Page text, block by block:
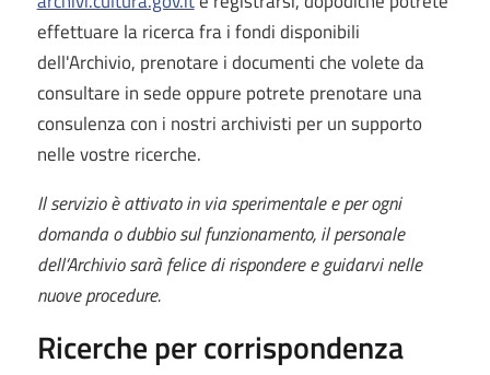
effettuare la ricerca fra i fondi disponibili
dell'Archivio, prenotare i documenti che volete da
consultare in sede oppure potrete prenotare una
consulenza con i nostri archivisti per un supporto
nelle vostre ricerche.
Il servizio è attivato in via sperimentale e per ogni
domanda o dubbio sul funzionamento, il personale
dell’Archivio sarà felice di rispondere e guidarvi nelle
nuove procedure.
Ricerche per corrispondenza